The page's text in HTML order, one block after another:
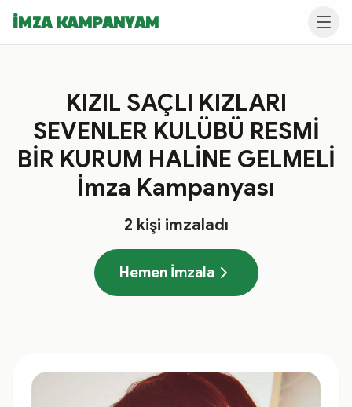
İMZA KAMPANYAM
KIZIL SAÇLI KIZLARI
SEVENLER KULÜBÜ RESMİ
BİR KURUM HALİNE GELMELİ
İmza Kampanyası
2 kişi imzaladı
Hemen İmzala